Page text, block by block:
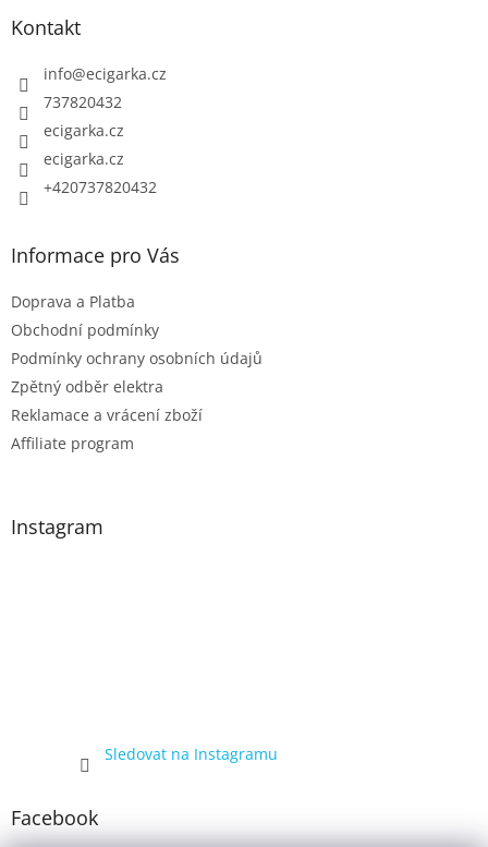
Kontakt
info@ecigarka.cz
737820432
ecigarka.cz
ecigarka.cz
+420737820432
Informace pro Vás
Doprava a Platba
Obchodní podmínky
Podmínky ochrany osobních údajů
Zpětný odběr elektra
Reklamace a vrácení zboží
Affiliate program
Instagram
Sledovat na Instagramu
Facebook